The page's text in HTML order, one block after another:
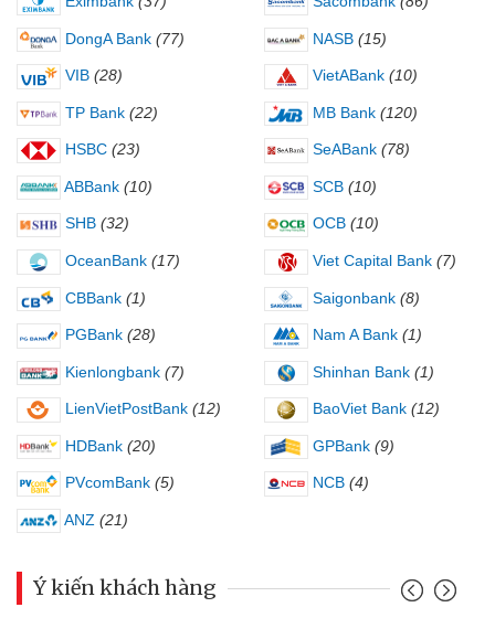
DongA Bank (77) NASB (15)
VIB (28) VietABank (10)
TP Bank (22) MB Bank (120)
HSBC (23) SeABank (78)
ABBank (10) SCB (10)
SHB (32) OCB (10)
OceanBank (17) Viet Capital Bank (7)
CBBank (1) Saigonbank (8)
PGBank (28) Nam A Bank (1)
Kienlongbank (7) Shinhan Bank (1)
LienVietPostBank (12) BaoViet Bank (12)
HDBank (20) GPBank (9)
PVcomBank (5) NCB (4)
ANZ (21)
Ý kiến khách hàng